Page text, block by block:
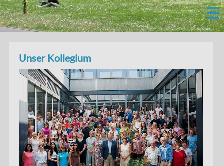
Unser Kollegium